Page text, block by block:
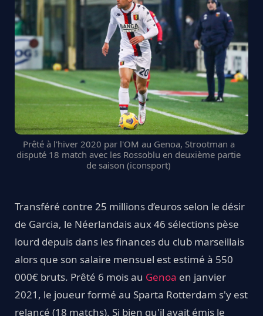
Prêté à l'hiver 2020 par l'OM au Genoa, Strootman a
disputé 18 match avec les Rossoblu en deuxième partie
de saison (iconsport)
Transféré contre 25 millions d’euros selon le désir
de Garcia, le Néerlandais aux 46 sélections pèse
lourd depuis dans les finances du club marseillais
alors que son salaire mensuel est estimé à 550
000€ bruts. Prêté 6 mois au Genoa en janvier
2021, le joueur formé au Sparta Rotterdam s'y est
relancé (18 matchs). Si bien qu'il avait émis le